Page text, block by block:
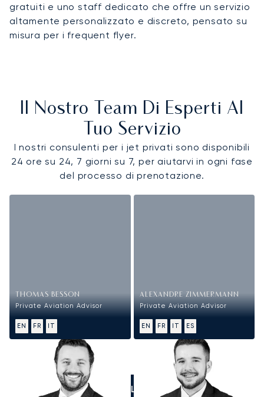
gratuiti e uno staff dedicato che offre un servizio
altamente personalizzato e discreto, pensato su
misura per i frequent flyer.
Il Nostro Team Di Esperti Al
Tuo Servizio
I nostri consulenti per i jet privati sono disponibili
24 ore su 24, 7 giorni su 7, per aiutarvi in ogni fase
del processo di prenotazione.
THOMAS BESSON
Private Aviation Advisor
EN FR IT
ALEXANDRE ZIMMERMANN
Private Aviation Advisor
EN FR IT ES
CALL US